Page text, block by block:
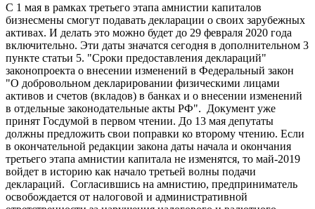
С 1 мая в рамках третьего этапа амнистии капиталов
бизнесмены смогут подавать декларации о своих зарубежных
активах. И делать это можно будет до 29 февраля 2020 года
включительно. Эти даты значатся сегодня в дополнительном 3
пункте статьи 5. "Сроки предоставления деклараций"
законопроекта о внесении изменений в Федеральный закон
"О добровольном декларировании физическими лицами
активов и счетов (вкладов) в банках и о внесении изменений
в отдельные законодательные акты РФ". Документ уже
принят Госдумой в первом чтении. До 13 мая депутаты
должны предложить свои поправки ко второму чтению. Если
в окончательной редакции закона даты начала и окончания
третьего этапа амнистии капитала не изменятся, то май-2019
войдет в историю как начало третьей волны подачи
деклараций. Согласившись на амнистию, предприниматель
освобождается от налоговой и административной